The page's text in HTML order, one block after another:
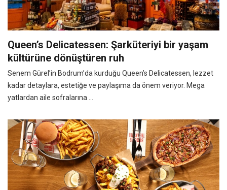
Queen’s Delicatessen: Şarküteriyi bir yaşam
kültürüne dönüştüren ruh
Senem Gürel’in Bodrum’da kurduğu Queen’s Delicatessen, lezzet
kadar detaylara, estetiğe ve paylaşıma da önem veriyor. Mega
yatlardan aile sofralarına ...